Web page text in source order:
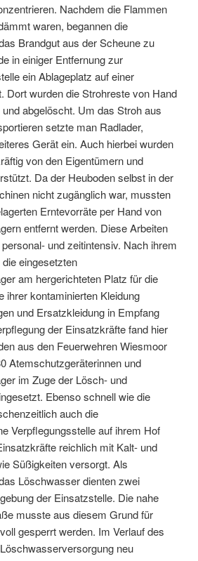
Nachdem die Flammen
waren, begannen die
Brandgut aus der Scheune zu
in einiger Entfernung zur
ein Ablageplatz auf einer
Dort wurden die Strohreste von Hand
abgelöscht. Um das Stroh aus
setzte man Radlader,
Gerät ein. Auch hierbei wurden
von den Eigentümern und
Da der Heuboden selbst in der
nicht zugänglich war, mussten
Erntevorräte per Hand von
entfernt werden. Diese Arbeiten
und zeitintensiv. Nach ihrem
eingesetzten
am hergerichteten Platz für die
ihrer kontaminierten Kleidung
und Ersatzkleidung in Empfang
der Einsatzkräfte fand hier
aus den Feuerwehren Wiesmoor
Atemschutzgeräterinnen und
im Zuge der Lösch- und
Ebenso schnell wie die
auch die
Verpflegungsstelle auf ihrem Hof
reichlich mit Kalt- und
Süßigkeiten versorgt. Als
Löschwasser dienten zwei
der Einsatzstelle. Die nahe
musste aus diesem Grund für
gesperrt werden. Im Verlauf des
neu